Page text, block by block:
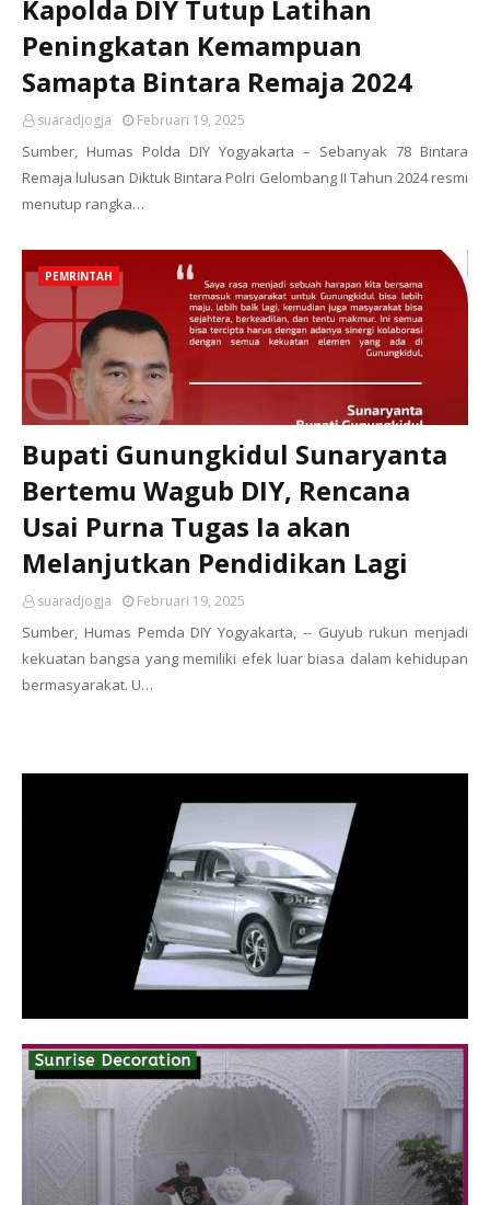
Kapolda DIY Tutup Latihan
Peningkatan Kemampuan
Samapta Bintara Remaja 2024
suaradjogja Februari 19, 2025
Sumber, Humas Polda DIY Yogyakarta – Sebanyak 78 Bintara
Remaja lulusan Diktuk Bintara Polri Gelombang II Tahun 2024 resmi
menutup rangka…
PEMRINTAH
Bupati Gunungkidul Sunaryanta
Bertemu Wagub DIY, Rencana
Usai Purna Tugas Ia akan
Melanjutkan Pendidikan Lagi
suaradjogja Februari 19, 2025
Sumber, Humas Pemda DIY Yogyakarta, -- Guyub rukun menjadi
kekuatan bangsa yang memiliki efek luar biasa dalam kehidupan
bermasyarakat. U…